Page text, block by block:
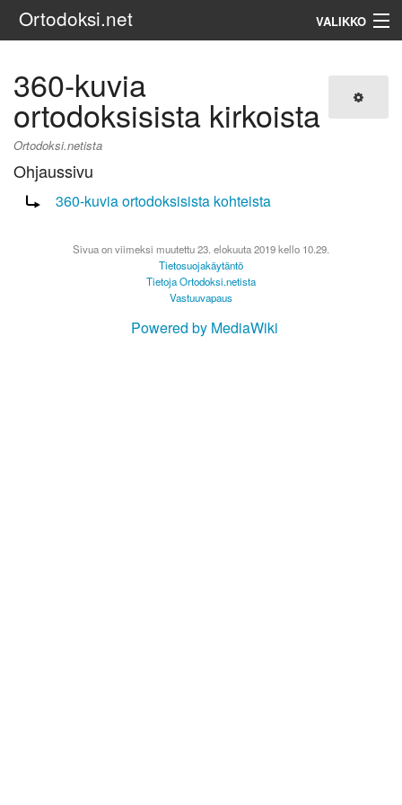
Ortodoksi.net VALIKKO
Haku
360-kuvia
ortodoksisista kirkoista
Ortodoksi.netista
Ohjaussivu
Ohjaus sivulle:
360-kuvia ortodoksisista kohteista
Sivua on viimeksi muutettu 23. elokuuta 2019 kello 10.29.
Tietosuojakäytäntö
Tietoja Ortodoksi.netista
Vastuuvapaus
Powered by MediaWiki